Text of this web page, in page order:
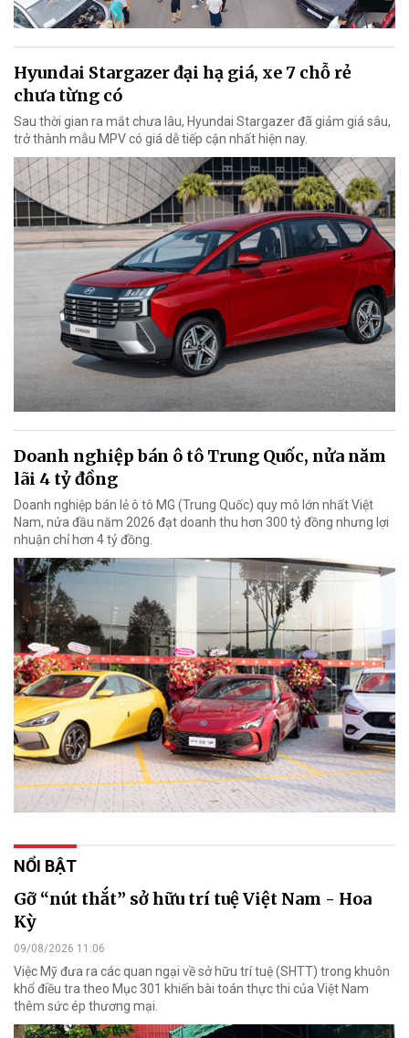
Hyundai Stargazer đại hạ giá, xe 7 chỗ rẻ
chưa từng có
Sau thời gian ra mắt chưa lâu, Hyundai Stargazer đã giảm giá sâu,
trở thành mẫu MPV có giá dễ tiếp cận nhất hiện nay.
Doanh nghiệp bán ô tô Trung Quốc, nửa năm
lãi 4 tỷ đồng
Doanh nghiệp bán lẻ ô tô MG (Trung Quốc) quy mô lớn nhất Việt
Nam, nửa đầu năm 2026 đạt doanh thu hơn 300 tỷ đồng nhưng lợi
nhuận chỉ hơn 4 tỷ đồng.
NỔI BẬT
Gỡ “nút thắt” sở hữu trí tuệ Việt Nam - Hoa
Kỳ
09/08/2026 11:06
Việc Mỹ đưa ra các quan ngại về sở hữu trí tuệ (SHTT) trong khuôn
khổ điều tra theo Mục 301 khiến bài toán thực thi của Việt Nam
thêm sức ép thương mại.